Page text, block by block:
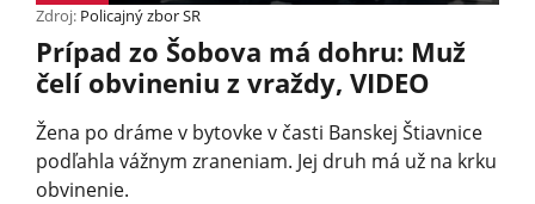
Zdroj: Policajný zbor SR
Prípad zo Šobova má dohru: Muž
čelí obvineniu z vraždy, VIDEO
Žena po dráme v bytovke v časti Banskej Štiavnice
podľahla vážnym zraneniam. Jej druh má už na krku
obvinenie.